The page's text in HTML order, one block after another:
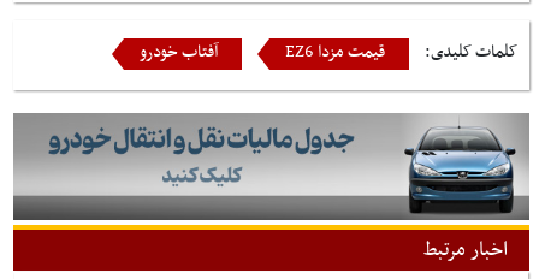
کلمات کلیدی: قیمت مزدا EZ6 آفتاب خودرو
اخبار مرتبط